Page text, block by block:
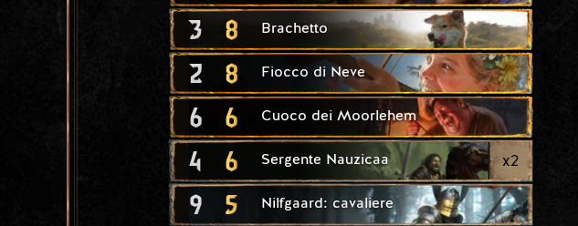
3 8 Brachetto
2 8 Fiocco di Neve
6 6 Cuoco dei Moorlehem
4 6 Sergente Nauzicaa x2
9 5 Nilfgaard: cavaliere